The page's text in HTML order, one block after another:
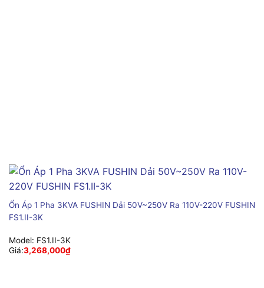
Ổn Áp 1 Pha 3KVA FUSHIN Dải 50V~250V Ra 110V-220V FUSHIN
FS1.II-3K
Model: FS1.II-3K
Giá:3,268,000₫